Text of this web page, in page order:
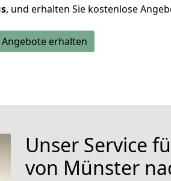
, und erhalten Sie kostenlose
erhalten
Unser Service
von Münster